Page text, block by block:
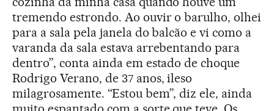
tremendo estrondo. Ao ouvir o barulho, olhei
para a sala pela janela do balcão e vi como a
varanda da sala estava arrebentando para
dentro”, conta ainda em estado de choque
Rodrigo Verano, de 37 anos, ileso
milagrosamente. “Estou bem”, diz ele, ainda